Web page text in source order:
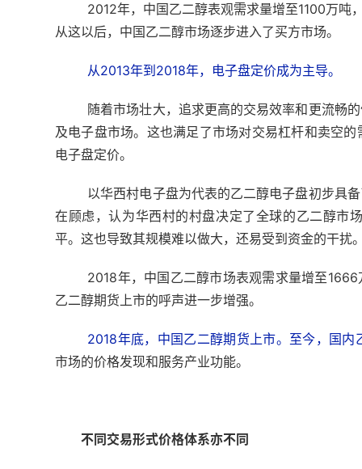
2012年，中国乙二醇表观需求量增至1100万吨
从这以后，中国乙二醇市场逐步进入了买方市场。
从2013年到2018年，电子盘定价成为主导。
随着市场壮大，追求更高的交易效率和更流畅
及电子盘市场。这也满足了市场对交易杠杆和卖空的
电子盘定价。
以华西村电子盘为代表的乙二醇电子盘初步具
在顾虑，认为华西村的村盘决定了全球的乙二醇市
平。 这也导致其规模难以做大，还易受到资金的干扰
2018年，中国乙二醇市场表观需求量增至
乙二醇期货上市的呼声进一步增强。
2018年底，中国乙二醇期货上市。 至今， 国内
市场的价格发现和服务产业功能。
不同交易形式价格体系亦不同